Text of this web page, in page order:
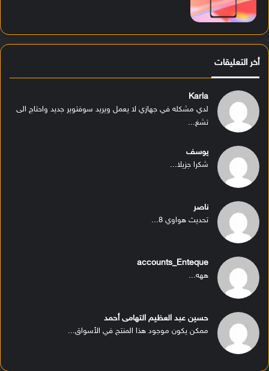
أخر التعليقات
Karla
لدي مشكله في جهازي لا يعمل ويريد سوفتوير جديد واحتاج الى
تشغ...
يوسف
شكرا جزيلا...
ناصر
تحديث هواوي 8...
accounts_Enteque
ههه...
حسين عبد العظيم التهامى أحمد
ممكن يكون موجود هذا المنتج في الأسواق...